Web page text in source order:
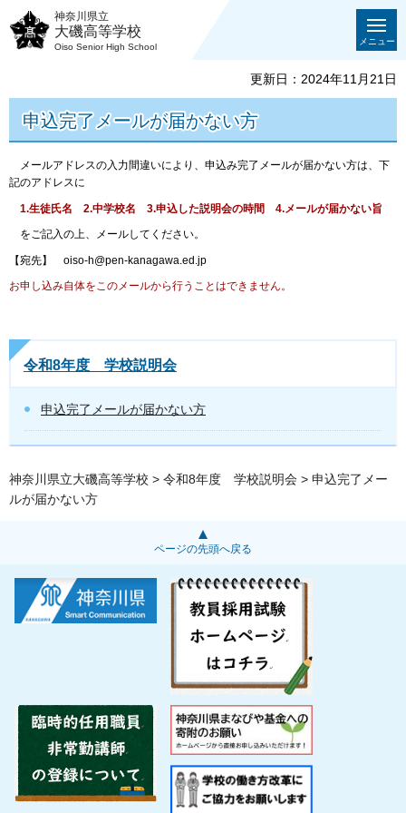
神奈川県立
大磯高等学校
Oiso Senior High School
メニュー
更新日：2024年11月21日
申込完了メールが届かない方
メールアドレスの入力間違いにより、申込み完了メールが届かない方は、下
記のアドレスに
1.生徒氏名 2.中学校名 3.申込した説明会の時間 4.メールが届かない旨
をご記入の上、メールしてください。
【宛先】 oiso-h@pen-kanagawa.ed.jp
お申し込み自体をこのメールから行うことはできません。
令和8年度 学校説明会
申込完了メールが届かない方
神奈川県立大磯高等学校 > 令和8年度 学校説明会 > 申込完了メー
ルが届かない方
ページの先頭へ戻る